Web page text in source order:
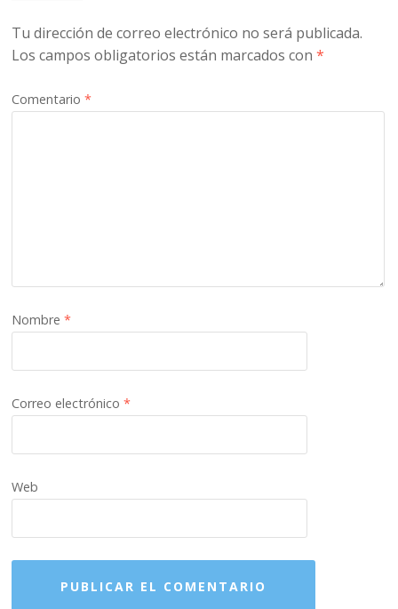
Tu dirección de correo electrónico no será publicada.
Los campos obligatorios están marcados con*
Comentario*
Nombre*
Correo electrónico*
Web